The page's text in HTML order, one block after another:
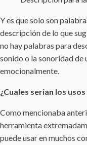
Y es que solo son
descripción de lo que
no hay palabras para
sonido o la sonoridad
emocionalmente.
¿Cuales serian los
Como mencionaba
herramienta
puede usar en muchos